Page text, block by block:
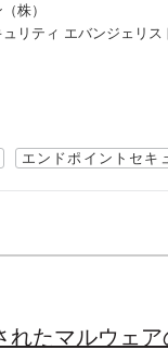
株）
リティ エバンジェリス
エンドポイントセキ
たマルウェア